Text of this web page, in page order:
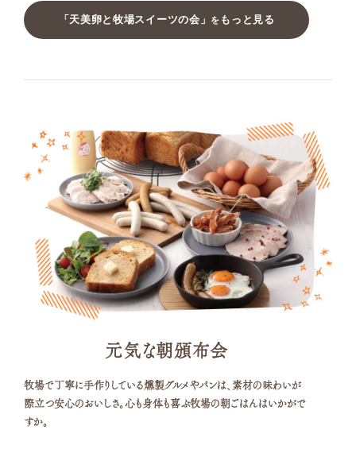
「天美卵と牧場スイーツの会」 を もっと見る
元気な朝頒布会
牧場で丁寧に手作りしている燻製グルメやパンは、素材の味わいが
際立つ安心のおいしさ。心も身体も喜ぶ牧場の朝ごはんはいかがで
すか。